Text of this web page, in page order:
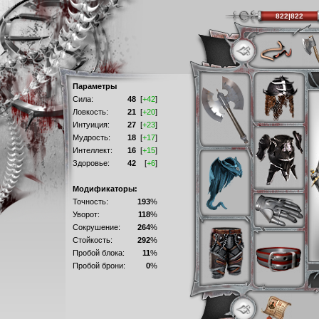
Параметры
Сила:
48 [+42]
Ловкость:
21 [+20]
Интуиция:
27 [+23]
Мудрость:
18 [+17]
Интеллект:
16 [+15]
Здоровье:
42 [+6]
Модификаторы:
Точность:
193%
Уворот:
118%
Сокрушение:
264%
Стойкость:
292%
Пробой блока:
11%
Пробой брони:
0%
822|822